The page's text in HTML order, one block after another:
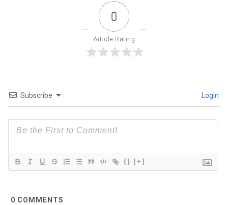
0
Article Rating
Subscribe Login
{} [+]
0 COMMENTS